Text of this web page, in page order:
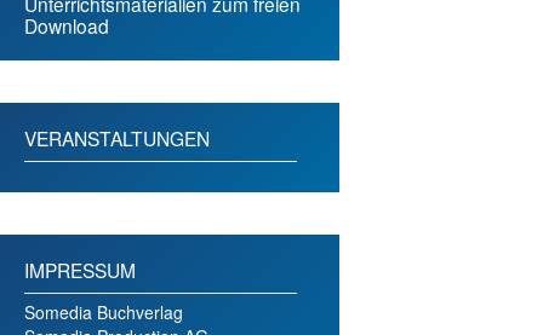
Download
VERANSTALTUNGEN
IMPRESSUM
Somedia Buchverlag